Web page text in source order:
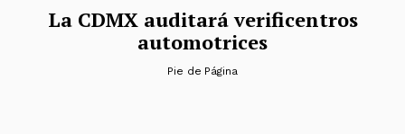
La CDMX auditará verificentros
automotrices
Pie de Página